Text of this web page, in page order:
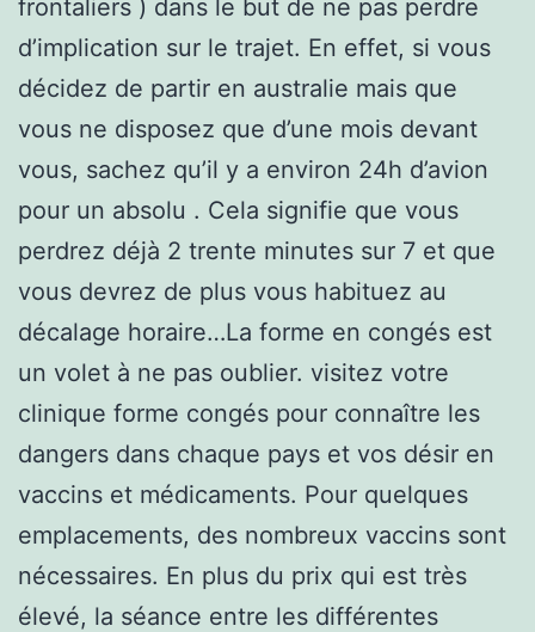
frontaliers ) dans le but de ne pas perdre
d’implication sur le trajet. En effet, si vous
décidez de partir en australie mais que
vous ne disposez que d’une mois devant
vous, sachez qu’il y a environ 24h d’avion
pour un absolu . Cela signifie que vous
perdrez déjà 2 trente minutes sur 7 et que
vous devrez de plus vous habituez au
décalage horaire…La forme en congés est
un volet à ne pas oublier. visitez votre
clinique forme congés pour connaître les
dangers dans chaque pays et vos désir en
vaccins et médicaments. Pour quelques
emplacements, des nombreux vaccins sont
nécessaires. En plus du prix qui est très
élevé, la séance entre les différentes